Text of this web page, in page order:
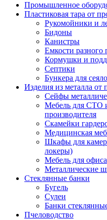
Промышленное
Пластиковая тара от
Рукомойники и
Бидоны
Канистры
Емкости разного
Кормушки и
Септики
Бункера для
Изделия из металла от
Сейфы
Мебель для СТО
производителя
Скамейки
Медицинская
Шкафы для
локеры)
Мебель для офиса
Металлические
Стеклянные банки
Бугель
Сулеи
Банки
Пчеловодство